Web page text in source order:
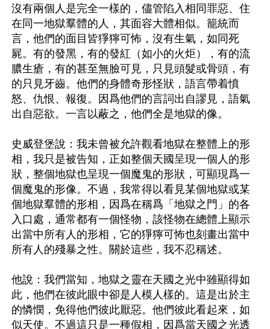
沒有兩個人是完全一樣的，儘管陷入相同罪惡、住
在同一地獄羣體的人，其面容大體相似。籠統而
言，他們的面目皆猙獰可怖，沒有生氣，如同死
屍。有的發黑，有的發紅（如小的火炬），有的流
膿生瘡，有的甚至無臉可見，只見頭髮或骨頭，有
的只見牙齒。他們的身體奇形怪狀，語言帶着憤
怒、仇恨、報復。因爲他們的言詞出自謬見，語氣
出自惡欲。一言以蔽之，他們全是地獄的像。
史威登堡說：我未曾被允許觀看地獄在整體上的形
相，我只是被告知，正如整個天國呈現一個人的形
狀，整個地獄也呈現一個魔鬼的形狀，可顯現爲一
個魔鬼的形像。不過，我常得以看見某個地獄或某
個地獄羣體的形相，因爲在稱爲「地獄之門」的各
入口處，通常都有一個怪物，該怪物在總體上顯示
出當中所有人的形相，它的猙獰可怖也刻畫出當中
所有人的殘暴之性。關於這些，我不忍稱述。
他說：我們當知，地獄之靈在天國之光中雖顯得如
此，他們在彼此眼中卻是人模人樣的。這是出於主
的憐憫，免得他們彼此厭惡。他們彼此看起來，如
似天使。不過這只是一種假相，因爲當天國之光透